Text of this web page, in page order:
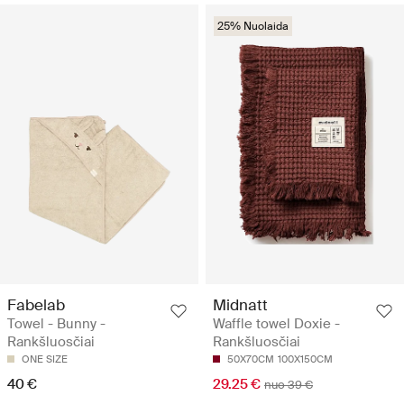
Fabelab
Towel - Bunny -
Rankšluosčiai
ONE SIZE
40 €
25% Nuolaida
Midnatt
Waffle towel Doxie -
Rankšluosčiai
50X70CM 100X150CM
29.25 € nuo 39 €